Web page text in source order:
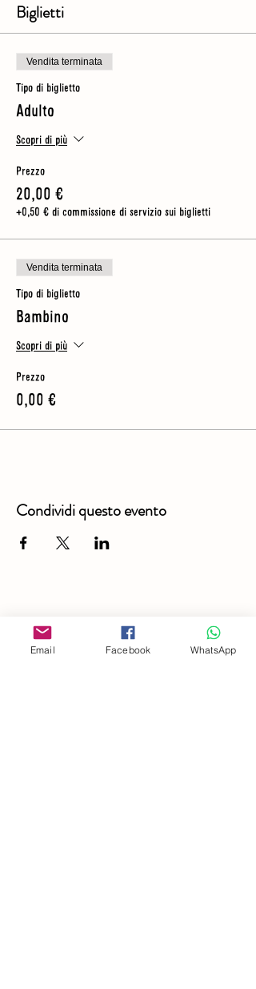
Biglietti
Vendita terminata
Tipo di biglietto
Adulto
Scopri di più
Prezzo
20,00 €
+0,50 € di commissione di servizio sui biglietti
Vendita terminata
Tipo di biglietto
Bambino
Scopri di più
Prezzo
0,00 €
Condividi questo evento
Email Facebook WhatsApp